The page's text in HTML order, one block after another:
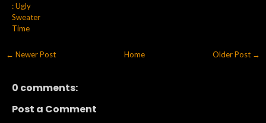
: Ugly
Sweater
Time
← Newer Post Older Post →
Home
0 comments:
Post a Comment